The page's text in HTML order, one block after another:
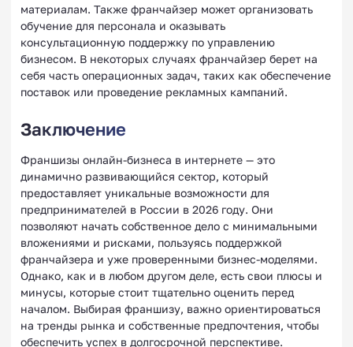
материалам. Также франчайзер может организовать
обучение для персонала и оказывать
консультационную поддержку по управлению
бизнесом. В некоторых случаях франчайзер берет на
себя часть операционных задач, таких как обеспечение
поставок или проведение рекламных кампаний.
Заключение
Франшизы онлайн-бизнеса в интернете — это
динамично развивающийся сектор, который
предоставляет уникальные возможности для
предпринимателей в России в 2026 году. Они
позволяют начать собственное дело с минимальными
вложениями и рисками, пользуясь поддержкой
франчайзера и уже проверенными бизнес-моделями.
Однако, как и в любом другом деле, есть свои плюсы и
минусы, которые стоит тщательно оценить перед
началом. Выбирая франшизу, важно ориентироваться
на тренды рынка и собственные предпочтения, чтобы
обеспечить успех в долгосрочной перспективе.